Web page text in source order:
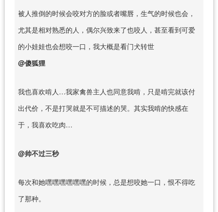
被人推倒的时候会咬对方的脸或者嘴唇，生气的时候也会，
尤其是相对熟悉的人，偶尔兴致来了也咬人，甚至看到可爱
的小娃娃也会想咬一口，我大概是看门犬转世
@傻狐狸
我也喜欢啃人…我家禽兽主人也同意我啃，只是啃完就该付
出代价，不是打哭就是不可描述的哭。其实我啃的快感在
于，我喜欢吃肉…
@帅不过三秒
每次和她嘿嘿嘿嘿嘿嘿的时候，总是想咬她一口，恨不得吃
了那种。